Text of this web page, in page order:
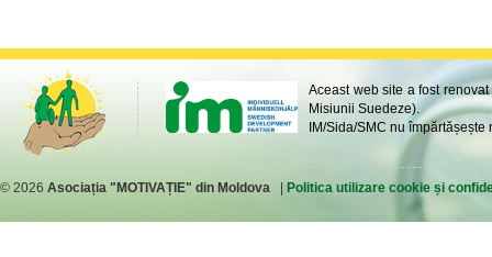
Aceast web site a fost
Misiunii Suedeze).
IM/Sida/SMC nu
© 2026 Asociația "MOTIVAȚIE" din Moldova Politica utilizare cookie și